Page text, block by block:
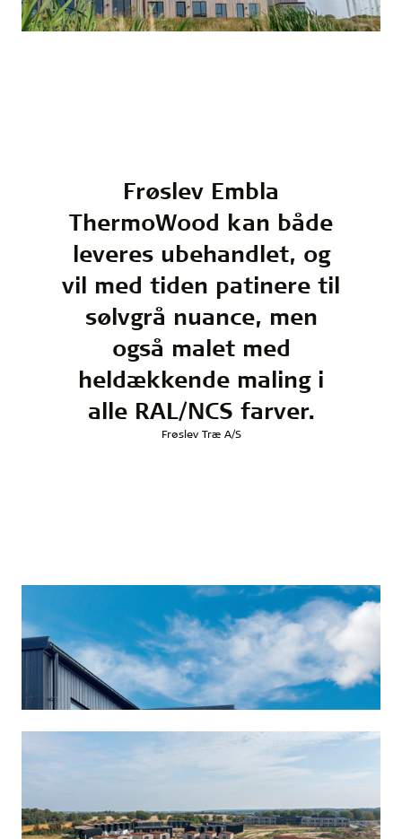
Frøslev Embla
ThermoWood kan både
leveres ubehandlet, og
vil med tiden patinere til
sølvgrå nuance, men
også malet med
heldækkende maling i
alle RAL/NCS farver.
Frøslev Træ A/S